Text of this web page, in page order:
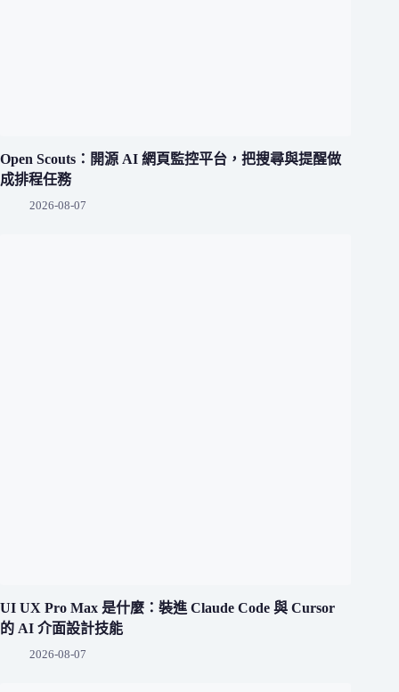
Open Scouts：開源 AI 網頁監控平台，把搜尋與提醒做
成排程任務
2026-08-07
UI UX Pro Max 是什麼：裝進 Claude Code 與 Cursor
的 AI 介面設計技能
2026-08-07